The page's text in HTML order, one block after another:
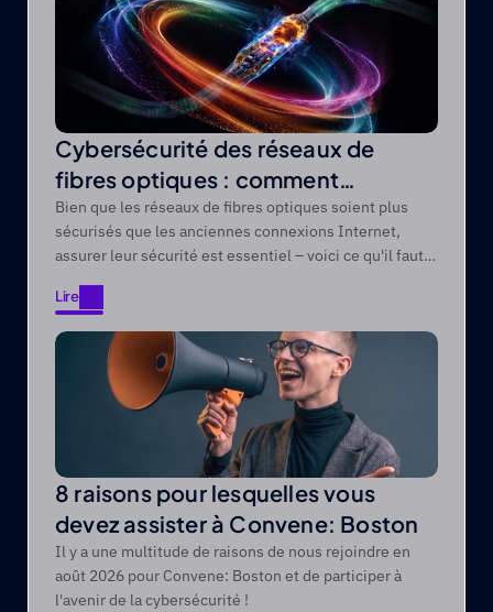
Cybersécurité des réseaux de
fibres optiques : comment
protéger les réseaux de fibres
optiques contre les menaces
Bien que les réseaux de fibres optiques soient plus
sécurisés que les anciennes connexions Internet,
assurer leur sécurité est essentiel – voici ce qu'il faut
Lire
Lire
8 raisons pour lesquelles vous
devez assister à Convene: Boston
Il y a une multitude de raisons de nous rejoindre en
août 2026 pour Convene: Boston et de participer à
l'avenir de la cybersécurité !